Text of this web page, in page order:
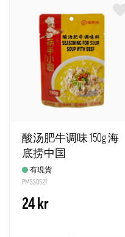
酸汤肥牛调味 150g 海
底捞中国
有現貨
PMSS0521
24 kr